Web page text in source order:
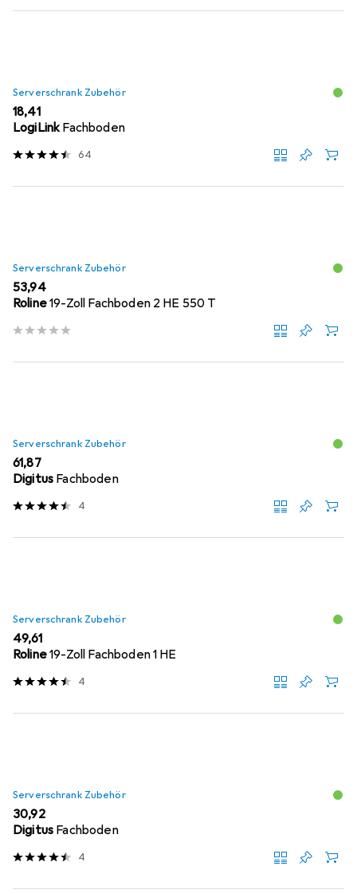
Serverschrank Zubehör
EUR
18,41
LogiLinkFachboden
64
Serverschrank Zubehör
EUR
53,94
Roline19-Zoll Fachboden 2 HE 550 T
Serverschrank Zubehör
EUR
61,87
Digitus Fachboden
4
Serverschrank Zubehör
EUR
49,61
Roline19-Zoll Fachboden 1 HE
4
Serverschrank Zubehör
EUR
30,92
Digitus Fachboden
4